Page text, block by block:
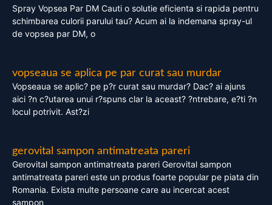
Spray Vopsea Par DM Cauti o solutie eficienta si rapida pentru
schimbarea culorii parului tau? Acum ai la indemana spray-ul
de vopsea par DM, o
vopseaua se aplica pe par curat sau murdar
Vopseaua se aplic? pe p?r curat sau murdar? Dac? ai ajuns
aici ?n c?utarea unui r?spuns clar la aceast? ?ntrebare, e?ti ?n
locul potrivit. Ast?zi
gerovital sampon antimatreata pareri
Gerovital sampon antimatreata pareri Gerovital sampon
antimatreata pareri este un produs foarte popular pe piata din
Romania. Exista multe persoane care au incercat acest
sampon